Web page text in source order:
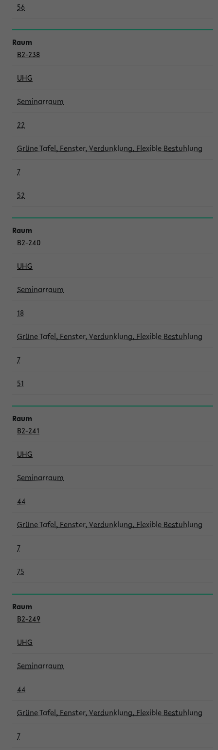
56
B2-238
UHG
Seminarraum
22
Grüne Tafel, Fenster, Verdunklung, Flexible Bestuhlung
7
52
B2-240
UHG
Seminarraum
18
Grüne Tafel, Fenster, Verdunklung, Flexible Bestuhlung
7
51
B2-241
UHG
Seminarraum
44
Grüne Tafel, Fenster, Verdunklung, Flexible Bestuhlung
7
75
B2-249
UHG
Seminarraum
44
Grüne Tafel, Fenster, Verdunklung, Flexible Bestuhlung
7